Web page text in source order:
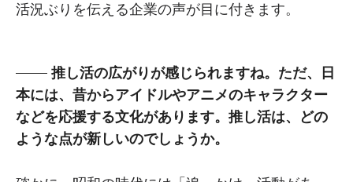
活況ぶりを伝える企業の声が目に付きます。
推し活の広がりが感じられますね。ただ、日
本には、昔からアイドルやアニメのキャラクター
などを応援する文化があります。推し活は、どの
ような点が新しいのでしょうか。